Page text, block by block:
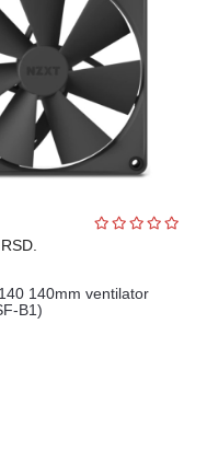
RSD.
140mm ventilator
B1)